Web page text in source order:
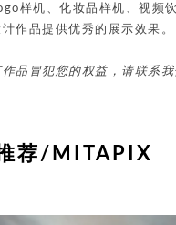
机、化妆品样机、视频
作品提供优秀的展示效果。
品冒犯您的权益，请联系我
荐/MITAPIX